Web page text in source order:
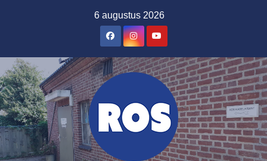
inhoud
6 augustus 2026